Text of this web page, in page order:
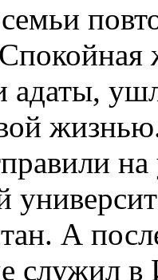
адаты,
А
служил